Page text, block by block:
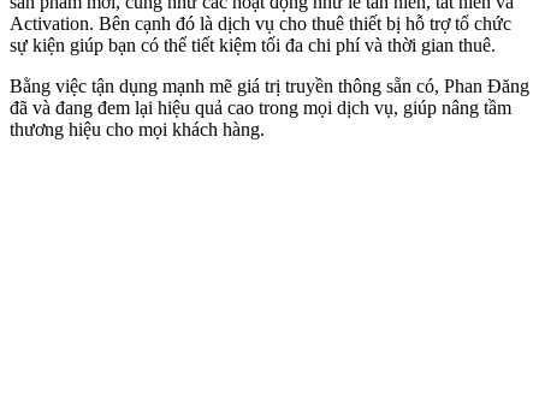
Activation. Bên cạnh đó là dịch vụ cho thuê thiết bị hỗ trợ tổ chức
sự kiện giúp bạn có thể tiết kiệm tối đa chi phí và thời gian thuê.
Bằng việc tận dụng mạnh mẽ giá trị truyền thông sẵn có, Phan Đăng
đã và đang đem lại hiệu quả cao trong mọi dịch vụ, giúp nâng tầm
thương hiệu cho mọi khách hàng.